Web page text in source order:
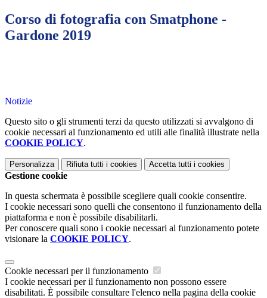
Corso di fotografia con Smatphone -
Gardone 2019
Notizie
Questo sito o gli strumenti terzi da questo utilizzati si avvalgono di
cookie necessari al funzionamento ed utili alle finalità illustrate nella
COOKIE POLICY.
Personalizza Rifiuta tutti i cookies Accetta tutti i cookies
Gestione cookie
In questa schermata è possibile scegliere quali cookie consentire.
I cookie necessari sono quelli che consentono il funzionamento della
piattaforma e non è possibile disabilitarli.
Per conoscere quali sono i cookie necessari al funzionamento potete
visionare la COOKIE POLICY.
Cookie necessari per il funzionamento
I cookie necessari per il funzionamento non possono essere
disabilitati. È possibile consultare l'elenco nella pagina della cookie